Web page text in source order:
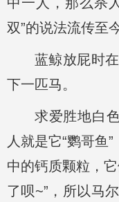
双”的说法流传至今
蓝鲸放屁时
下一匹马。
求爱胜地白
人就是它“鹦哥鱼
中的钙质颗粒，
了呗~”，所以马